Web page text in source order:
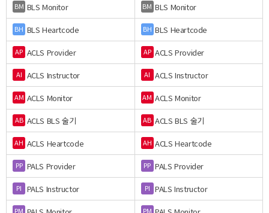
BM BLS Monitor BM BLS Monitor
BH BLS Heartcode BH BLS Heartcode
AP ACLS Provider AP ACLS Provider
AI ACLS Instructor AI ACLS Instructor
AM ACLS Monitor AM ACLS Monitor
AB ACLS BLS 술기 AB ACLS BLS 술기
AH ACLS Heartcode AH ACLS Heartcode
PP PALS Provider PP PALS Provider
PI PALS Instructor PI PALS Instructor
PM PM